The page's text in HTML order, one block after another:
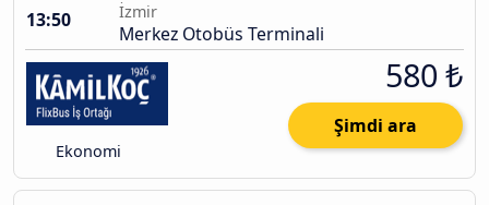
13:50
İzmir
Merkez Otobüs Terminali
Ekonomi
580 ₺
Şimdi ara